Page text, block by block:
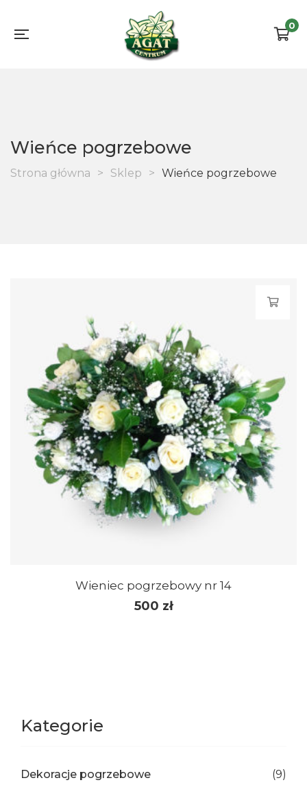
0
Wieńce pogrzebowe
Strona główna > Sklep > Wieńce pogrzebowe
Wieniec pogrzebowy nr 14
500 zł
Kategorie
Dekoracje pogrzebowe (9)